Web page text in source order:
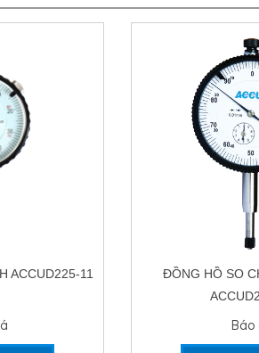
VA ĐẬP
ĐỒNG HỒ SO
Báo